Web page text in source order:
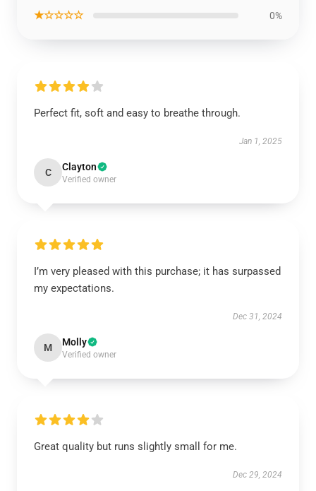
★☆☆☆☆ 0%
Perfect fit, soft and easy to breathe through.
Jan 1, 2025
C Clayton
Verified owner
I’m very pleased with this purchase; it has surpassed
my expectations.
Dec 31, 2024
M Molly
Verified owner
Great quality but runs slightly small for me.
Dec 29, 2024